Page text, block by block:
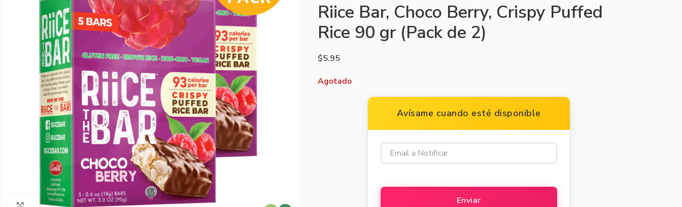
Riice Bar, Choco Berry, Crispy Puffed
Rice 90 gr (Pack de 2)
$5.95
Agotado
Avísame cuando esté disponible